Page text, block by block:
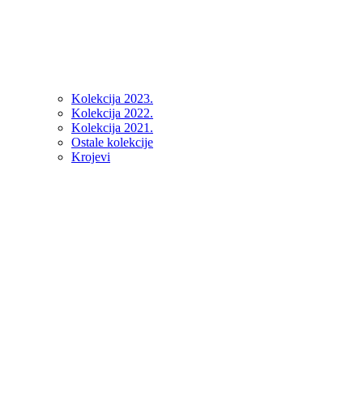
Kolekcija 2023.
Kolekcija 2022.
Kolekcija 2021.
Ostale kolekcije
Krojevi